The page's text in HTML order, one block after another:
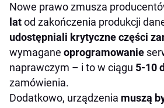
Nowe prawo zmusza
latod zakończenia produkcji
udostępniali krytyczne części
wymagane oprogramowanie
naprawczym – i to w ciągu 5-10
zamówienia.
Dodatkowo, urządzenia muszą